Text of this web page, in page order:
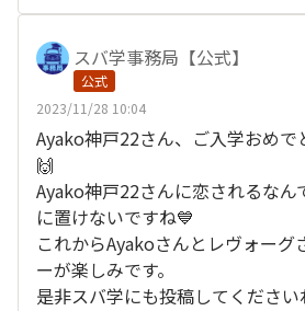
スバ学事務局【公式】
公式
2023/11/28 10:04
Ayako神戸22さん、ご入学おめで
🙌
Ayako神戸22さんに恋されるなん
に置けないですね💙
これからAyakoさんとレヴォーグ
ーが楽しみです。
是非スバ学にも投稿してください